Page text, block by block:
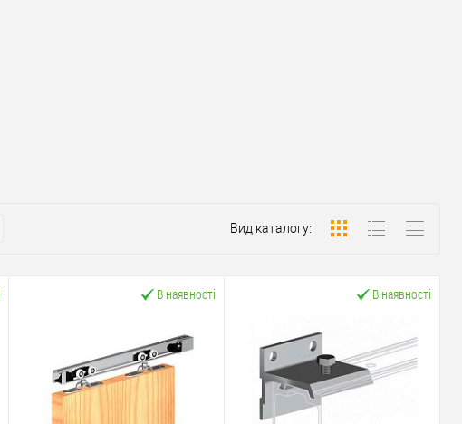
Вид каталогу:
В наявності В наявності